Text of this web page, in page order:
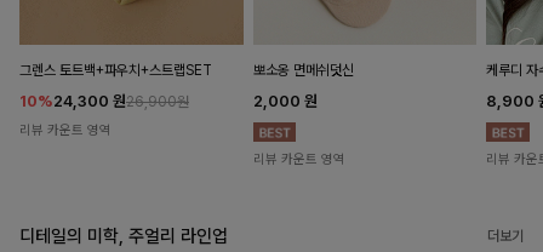
그렌스 토트백+파우치+스트랩SET
10%24,300 원26,900원
리뷰 카운트 영역
뽀소옹 면메쉬덧신
2,000 원
리뷰 카운트 영역
케루디 자
8,900
리뷰 카운
디테일의 미학, 주얼리 라인업 더보기